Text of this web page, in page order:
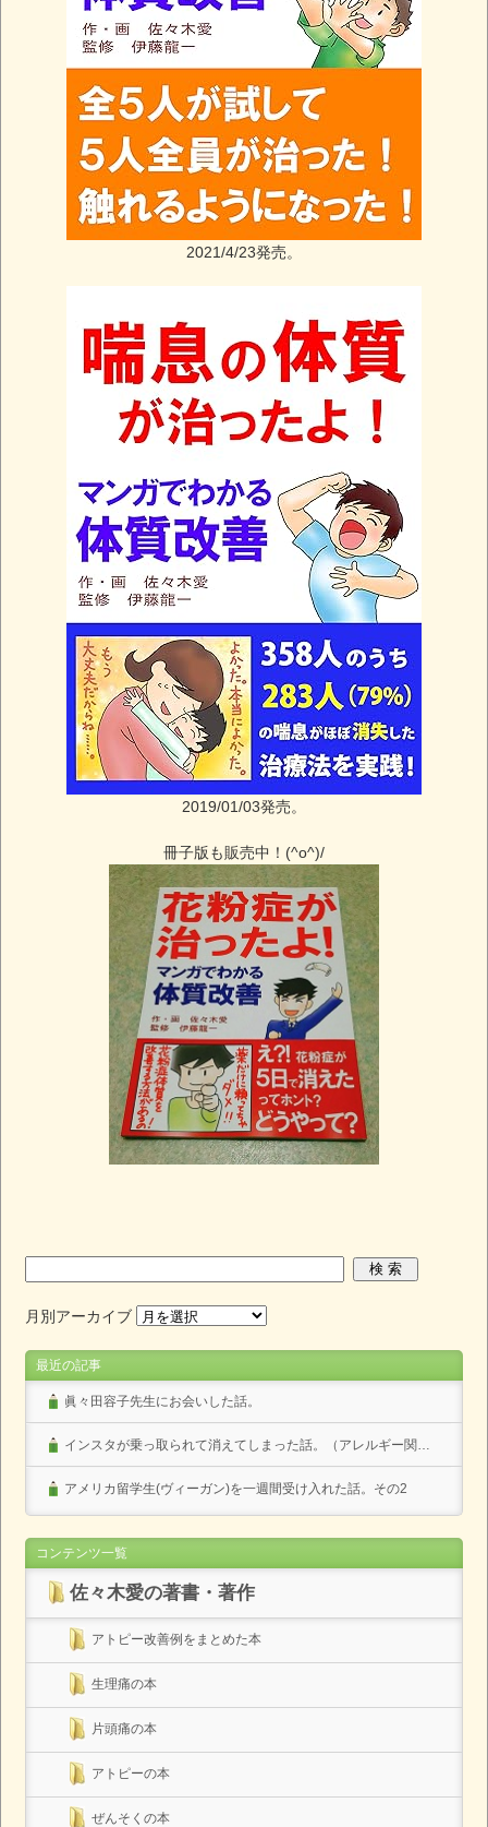
2021/4/23発売。
2019/01/03発売。
冊子版も販売中！(^o^)/
月別アーカイブ
最近の記事
眞々田容子先生にお会いした話。
インスタが乗っ取られて消えてしまった話。（アレルギー関係なし）
アメリカ留学生(ヴィーガン)を一週間受け入れた話。その2
コンテンツ一覧
佐々木愛の著書・著作
アトピー改善例をまとめた本
生理痛の本
片頭痛の本
アトピーの本
ぜんそくの本